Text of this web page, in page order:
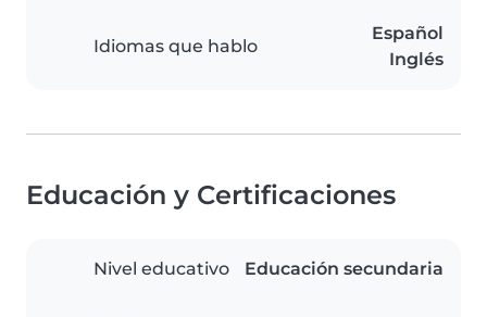
Idiomas que hablo
Español
Inglés
Educación y Certificaciones
Nivel educativo Educación secundaria